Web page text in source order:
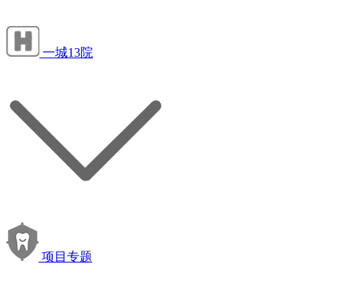
一城13院
项目专题